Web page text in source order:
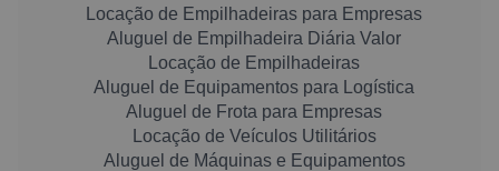
Locação de Empilhadeiras para Empresas
Aluguel de Empilhadeira Diária Valor
Locação de Empilhadeiras
Aluguel de Equipamentos para Logística
Aluguel de Frota para Empresas
Locação de Veículos Utilitários
Aluguel de Máquinas e Equipamentos